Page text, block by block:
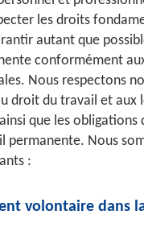
les droits
autant que
conformément
Nous respectons
droit du travail et aux
que les obligations
permanente. Nous
:
volontaire dans